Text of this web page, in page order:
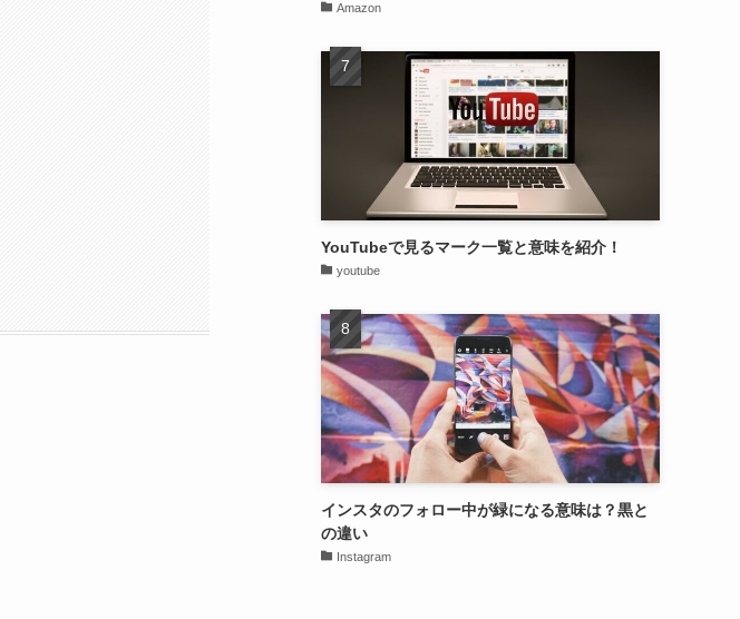
Amazon
YouTubeで見るマーク一覧と意味を紹介！
youtube
インスタのフォロー中が緑になる意味は？黒と
の違い
Instagram